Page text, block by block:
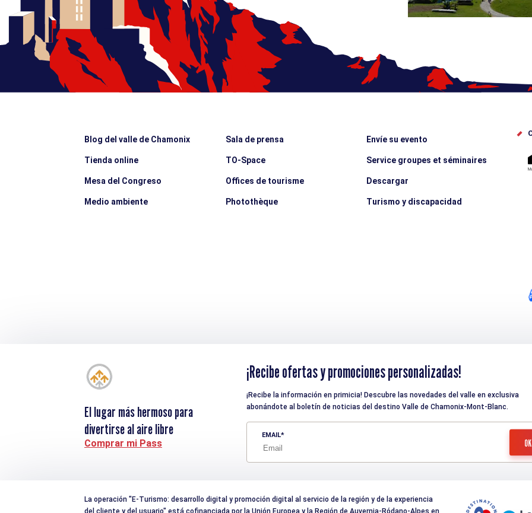
Blog del valle de Chamonix
Tienda online
Mesa del Congreso
Medio ambiente
Sala de prensa
TO-Space
Offices de tourisme
Photothèque
Envíe su evento
Service groupes et séminaires
Descargar
Turismo y discapacidad
El lugar más hermoso para
divertirse al aire libre
Comprar mi Pass
¡Recibe ofertas y promociones personalizadas!
¡Recibe la información en primicia! Descubre las novedades del valle en exclusiva
abonándote al boletín de noticias del destino Valle de Chamonix-Mont-Blanc.
EMAIL
La operación "E-Turismo: desarrollo digital y promoción digital al servicio de la región y de la experiencia